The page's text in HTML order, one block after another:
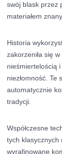
swój blask przez
materiałem
Historia
zakorzeniła się
nieśmiertelością
niezłomność. Te
automatycznie
tradycji.
Współczesne
tych klasycznych
wyrafinowane